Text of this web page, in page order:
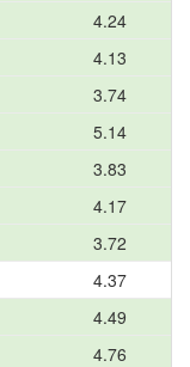
4.24
4.13
3.74
5.14
3.83
4.17
3.72
4.37
4.49
4.76